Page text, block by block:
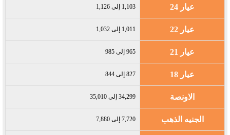
عيار 24 1,103 إلى 1,126
عيار 22 1,011 إلى 1,032
عيار 21 965 إلى 985
عيار 18 827 إلى 844
الاونصة 34,299 إلى 35,010
الجنيه الذهب 7,720 إلى 7,880